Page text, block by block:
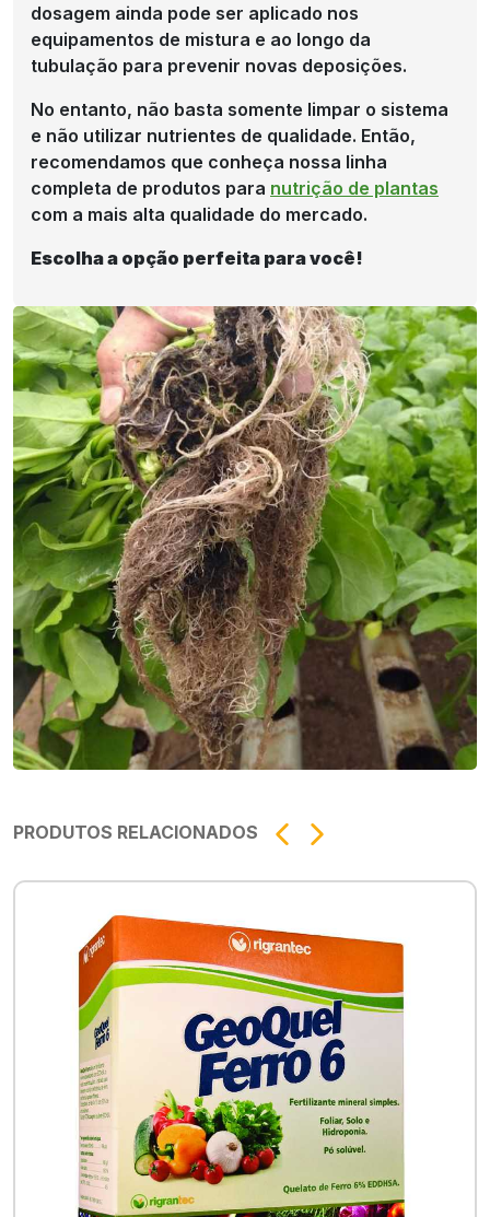
dosagem ainda pode ser aplicado nos
equipamentos de mistura e ao longo da
tubulação para prevenir novas deposições.
No entanto, não basta somente limpar o sistema
e não utilizar nutrientes de qualidade. Então,
recomendamos que conheça nossa linha
completa de produtos para nutrição de plantas
com a mais alta qualidade do mercado.
Escolha a opção perfeita para você!
PRODUTOS RELACIONADOS